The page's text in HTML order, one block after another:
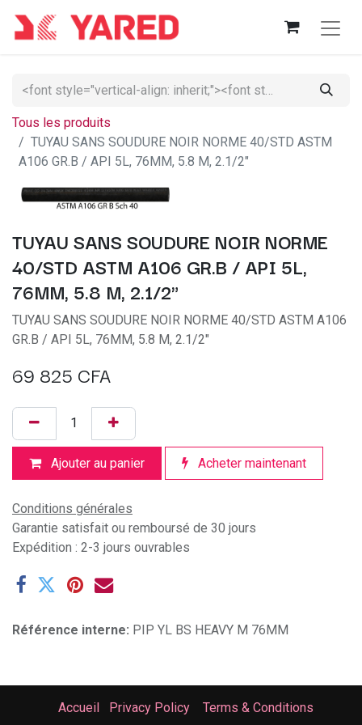
Tous les produits
TUYAU SANS SOUDURE NOIR NORME 40/STD ASTM
A106 GR.B / API 5L, 76MM, 5.8 M, 2.1/2"
TUYAU SANS SOUDURE NOIR NORME
40/STD ASTM A106 GR.B / API 5L,
76MM, 5.8 M, 2.1/2"
TUYAU SANS SOUDURE NOIR NORME 40/STD ASTM A106
GR.B / API 5L, 76MM, 5.8 M, 2.1/2"
69 825 CFA
Ajouter au panier Acheter maintenant
Conditions générales
Garantie satisfait ou remboursé de 30 jours
Expédition : 2-3 jours ouvrables
Référence interne: PIP YL BS HEAVY M 76MM
Accueil Privacy Policy Terms & Conditions